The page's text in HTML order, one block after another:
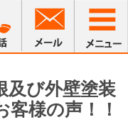
及び外壁塗装
様の声！！